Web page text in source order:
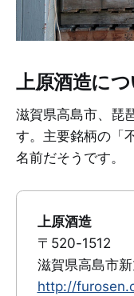
上原酒造に
滋賀県高島市、琵
す。主要銘柄の「
名前だそうです。
上原酒造
〒520-1512
滋賀県高島市
http://